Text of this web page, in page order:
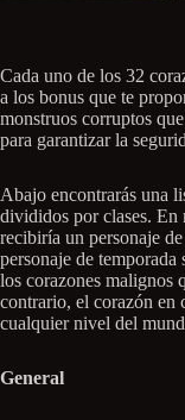
Cada uno de los 32
a los bonus que te
monstruos corruptos
para garantizar la
Abajo encontrarás una
divididos por clases. En
recibiría un personaje
personaje de
los corazones malignos
contrario, el corazón en
cualquier nivel del
General